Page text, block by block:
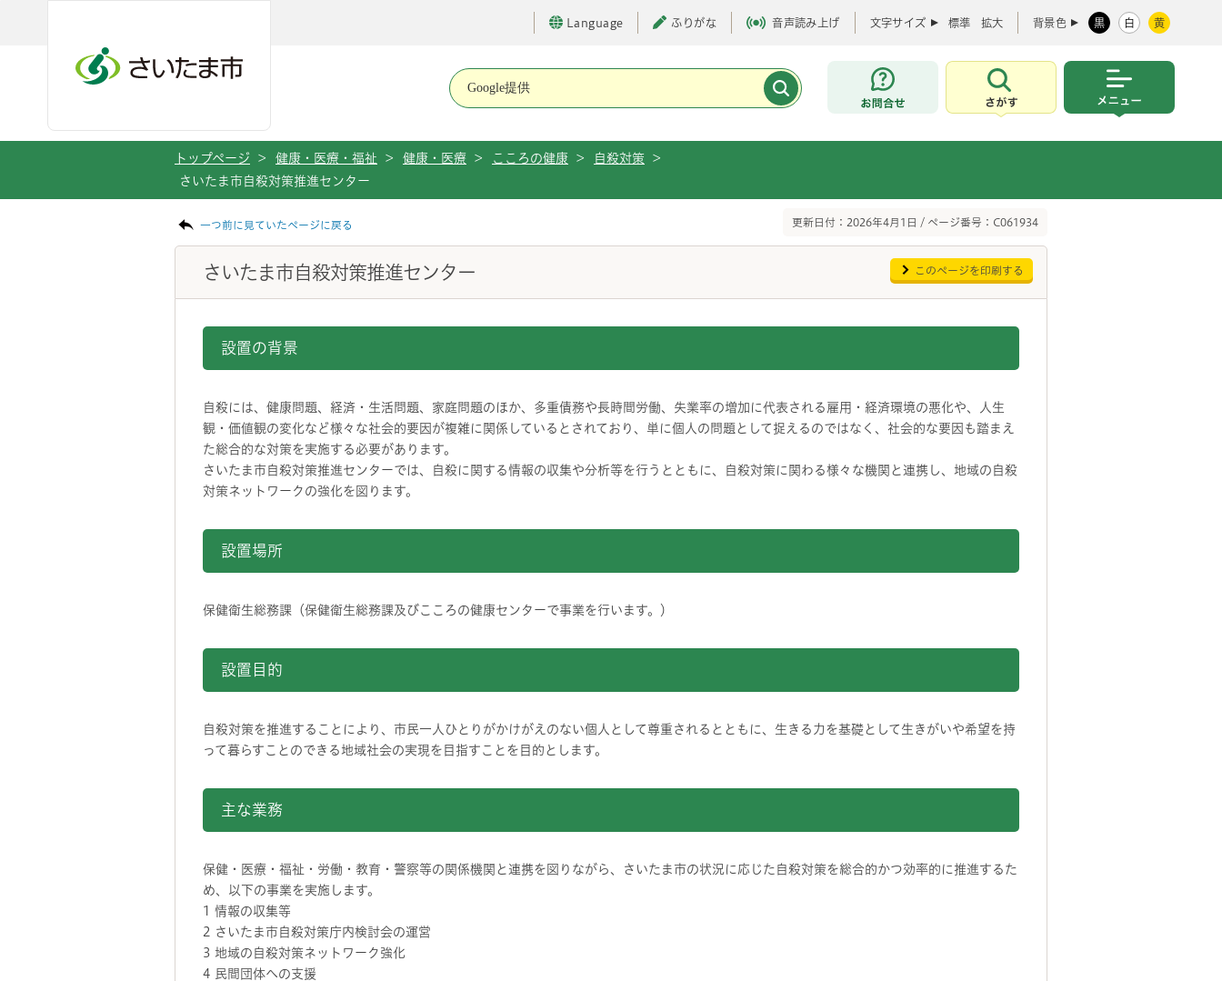
Language ふりがな 音声読み上げ 文字サイズ 標準 拡大 背景色 黒 白 黄
お問合せ
さがす
トップページ > 健康・医療・福祉 > 健康・医療 > こころの健康 > 自殺対策
>
さいたま市自殺対策推進センター
一つ前に見ていたページに戻る 更新日付：2026年4月1日 / ページ番号：C061934
さいたま市自殺対策推進センター このページを印刷する
設置の背景
自殺には、健康問題、経済・生活問題、家庭問題のほか、多重債務や長時間労働、失業率の増加に代表される雇用・経済環境の悪化や、人生
観・価値観の変化など様々な社会的要因が複雑に関係しているとされており、単に個人の問題として捉えるのではなく、社会的な要因も踏まえ
た総合的な対策を実施する必要があります。
さいたま市自殺対策推進センターでは、自殺に関する情報の収集や分析等を行うとともに、自殺対策に関わる様々な機関と連携し、地域の自殺
対策ネットワークの強化を図ります。
設置場所
保健衛生総務課（保健衛生総務課及びこころの健康センターで事業を行います。）
設置目的
自殺対策を推進することにより、市民一人ひとりがかけがえのない個人として尊重されるとともに、生きる力を基礎として生きがいや希望を持
って暮らすことのできる地域社会の実現を目指すことを目的とします。
主な業務
保健・医療・福祉・労働・教育・警察等の関係機関と連携を図りながら、さいたま市の状況に応じた自殺対策を総合的かつ効率的に推進するた
め、以下の事業を実施します。
1 情報の収集等
2 さいたま市自殺対策庁内検討会の運営
3 地域の自殺対策ネットワーク強化
4 民間団体への支援